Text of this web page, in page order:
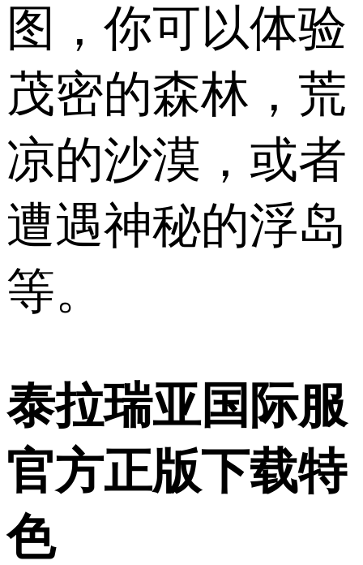
图，你可以体验
茂密的森林，荒
凉的沙漠，或者
遭遇神秘的浮岛
等。
泰拉瑞亚国际服
官方正版下载特
色